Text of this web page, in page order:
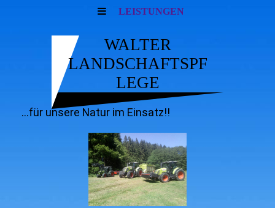
LEISTUNGEN
WALTER
LANDSCHAFTSPF
LEGE
...für unsere Natur im Einsatz!!